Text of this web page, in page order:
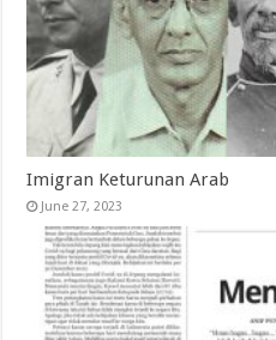
Imigran Keturunan Arab
June 27, 2023